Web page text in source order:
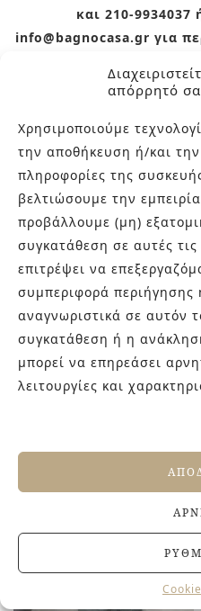
απόρρητό
Χρησιμοποιούμε
την αποθήκευση ή/και
πληροφορίες της
βελτιώσουμε την
προβάλλουμε (μη)
συγκατάθεση σε αυτές
επιτρέψει να
συμπεριφορά περιήγησης
αναγνωριστικά σε αυτόν
συγκατάθεση ή η
μπορεί να επηρεάσει
λειτουργίες και
και 210-
info@bagnocasa.gr για
ΣΧΕΤΙΚΆ